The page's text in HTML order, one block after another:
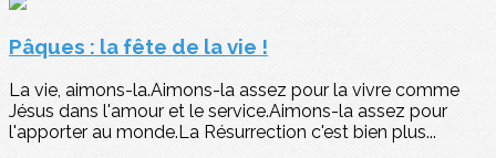
Pâques : la fête de la vie !
La vie, aimons-la.Aimons-la assez pour la vivre comme
Jésus dans l'amour et le service.Aimons-la assez pour
l'apporter au monde.La Résurrection c'est bien plus...